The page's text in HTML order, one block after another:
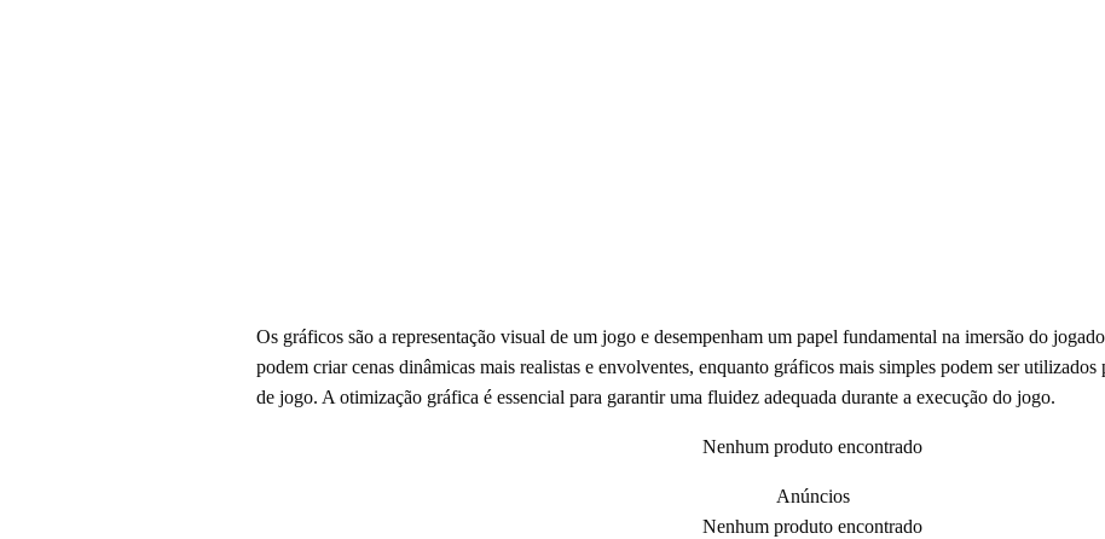
Os gráficos são a representação visual de um jogo e desempenham um papel fundamental na imersão do
podem criar cenas dinâmicas mais realistas e envolventes, enquanto gráficos mais simples podem ser
de jogo. A otimização gráfica é essencial para garantir uma fluidez adequada durante a execução do jogo.
Nenhum produto encontrado
Anúncios
Nenhum produto encontrado